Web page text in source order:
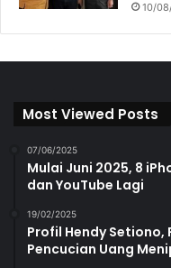
10/
Most Viewed Posts
07/06/2025
Mulai Juni 2025, 8
dan YouTube Lagi
19/02/2025
Profil Hendy
Pencucian Uang